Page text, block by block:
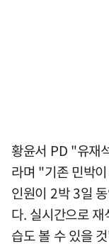
황윤서 PD "유재
라며 "기존 민박
인원이 2박 3일
다. 실시간으로
습도 볼 수 있을